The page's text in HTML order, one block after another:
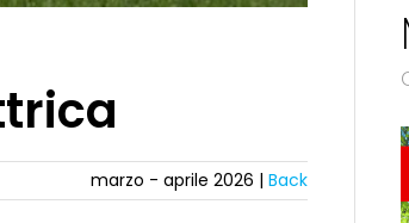
marzo - aprile 2026 | Back